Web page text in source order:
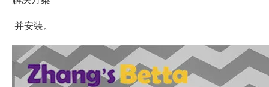
并安装。